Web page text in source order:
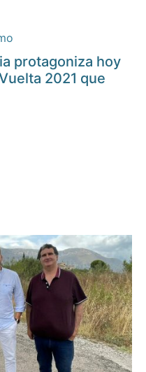
protagoniza hoy
2021 que